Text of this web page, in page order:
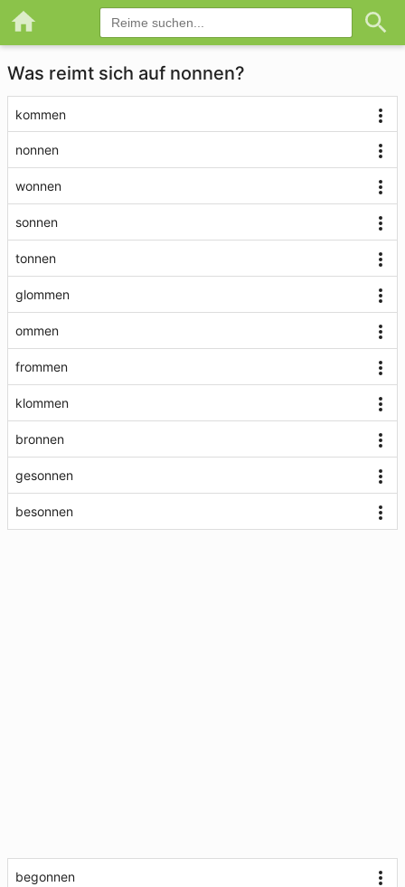
Was reimt sich auf nonnen?
kommen
nonnen
wonnen
sonnen
tonnen
glommen
ommen
frommen
klommen
bronnen
gesonnen
besonnen
begonnen